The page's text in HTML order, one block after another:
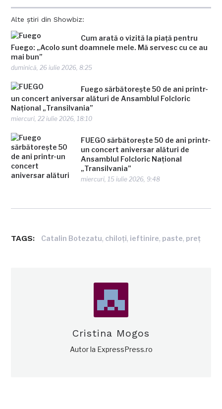
Alte știri din Showbiz:
Cum arată o vizită la piață pentru
Fuego: „Acolo sunt doamnele mele. Mă servesc cu ce au
mai bun”
duminică, 26 iulie 2026, 8:25
Fuego sărbătorește 50 de ani printr-
un concert aniversar alături de Ansamblul Folcloric
Național „Transilvania”
miercuri, 22 iulie 2026, 18:10
FUEGO sărbătorește 50 de ani printr-
un concert aniversar alături de
Ansamblul Folcloric Național
„Transilvania”
miercuri, 15 iulie 2026, 9:48
TAGS: Catalin Botezatu, chiloţi, ieftinire, paste, preţ
Cristina Mogos
Autor la ExpressPress.ro